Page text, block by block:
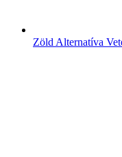
Zöld Alternatíva